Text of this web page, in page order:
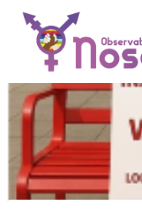
Pular
Conteúdo